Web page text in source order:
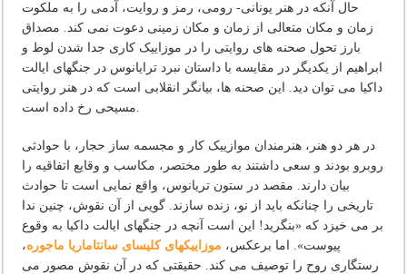
حال آنکه در هنر یونانی- رومی، رمز و روایت، آدمی را به ملکوت
زمان و مکان متعالی از زمان و مکان زمینی دعوت نمی کند. مصداق
بارز تحول صحنه های روایتی را در موزاییک کاری جدا شدن لوط و
ابراهیم از یکدیگر در مقایسه با داستان نبرد ترایانوس در جنگهای ایالت
داکیا می توان دید. این صحنه ها، بیانگر انقلابی است که در هنر روایتی
مسیحی رخ داده است.
در هر دو هنر، هنرمندان موازییک کار و مجسمه ساز حجار، با حوادثی
روبرو بودند و سعی داشتند به طور مختصر، مکاسب و وقایع اتفاقیه را
بیان دارند. مقصد در ستون تریانوس، واقع نمایی است تا حوادث
تاریخی را چنانکه باید از نو، زنده سازند. گویی از آن نقوش، چنین ندا
بر می خیزد که «بنگرید! این است آنچه در جنگهای ایالت داکیا به وقوع
پیوست». اما برعکس، موزاییکهای کلیسای سانتاماریا ماجوره،
رستگاری روح را توصیف می کند. حقیقتی که در آن نقوش مصور می